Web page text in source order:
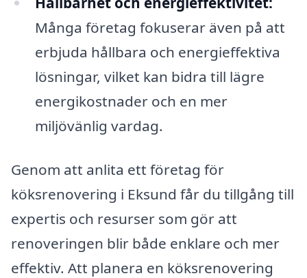
Många företag fokuserar även på att
erbjuda hållbara och energieffektiva
lösningar, vilket kan bidra till lägre
energikostnader och en mer
miljövänlig vardag.
Genom att anlita ett företag för
köksrenovering i Eksund får du tillgång till
expertis och resurser som gör att
renoveringen blir både enklare och mer
effektiv. Att planera en köksrenovering